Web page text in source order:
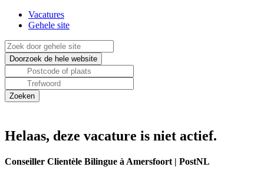
Vacatures
Gehele site
Helaas, deze vacature is niet actief.
Conseiller Clientèle Bilingue à Amersfoort | PostNL